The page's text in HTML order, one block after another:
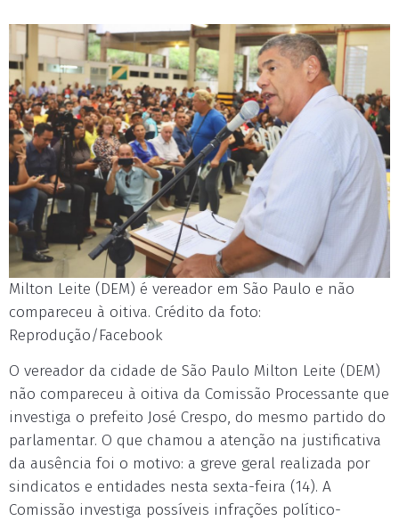
Milton Leite (DEM) é vereador em São Paulo e não
compareceu à oitiva. Crédito da foto:
Reprodução/Facebook
O vereador da cidade de São Paulo Milton Leite (DEM)
não compareceu à oitiva da Comissão Processante que
investiga o prefeito José Crespo, do mesmo partido do
parlamentar. O que chamou a atenção na justificativa
da ausência foi o motivo: a greve geral realizada por
sindicatos e entidades nesta sexta-feira (14). A
Comissão investiga possíveis infrações político-